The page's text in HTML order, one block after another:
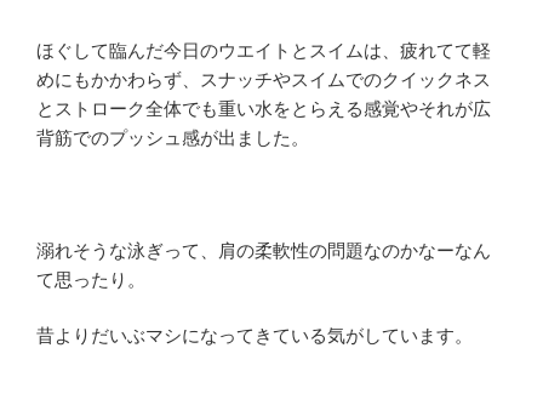
ほぐして臨んだ今日のウエイトとスイムは、疲れてて軽
めにもかかわらず、スナッチやスイムでのクイックネス
とストローク全体でも重い水をとらえる感覚やそれが広
背筋でのプッシュ感が出ました。
溺れそうな泳ぎって、肩の柔軟性の問題なのかなーなん
て思ったり。
昔よりだいぶマシになってきている気がしています。